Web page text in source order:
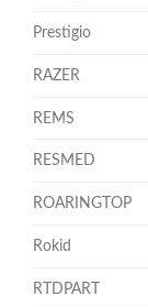
Prestigio
RAZER
REMS
RESMED
ROARINGTOP
Rokid
RTDPART